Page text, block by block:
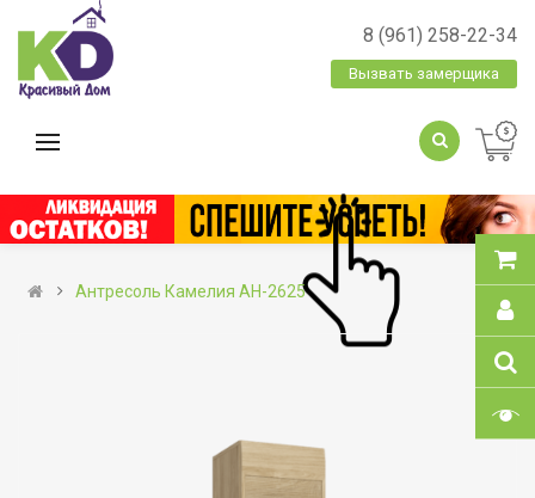
8 (961) 258-22-34
Вызвать замерщика
Антресоль Камелия АН-2625